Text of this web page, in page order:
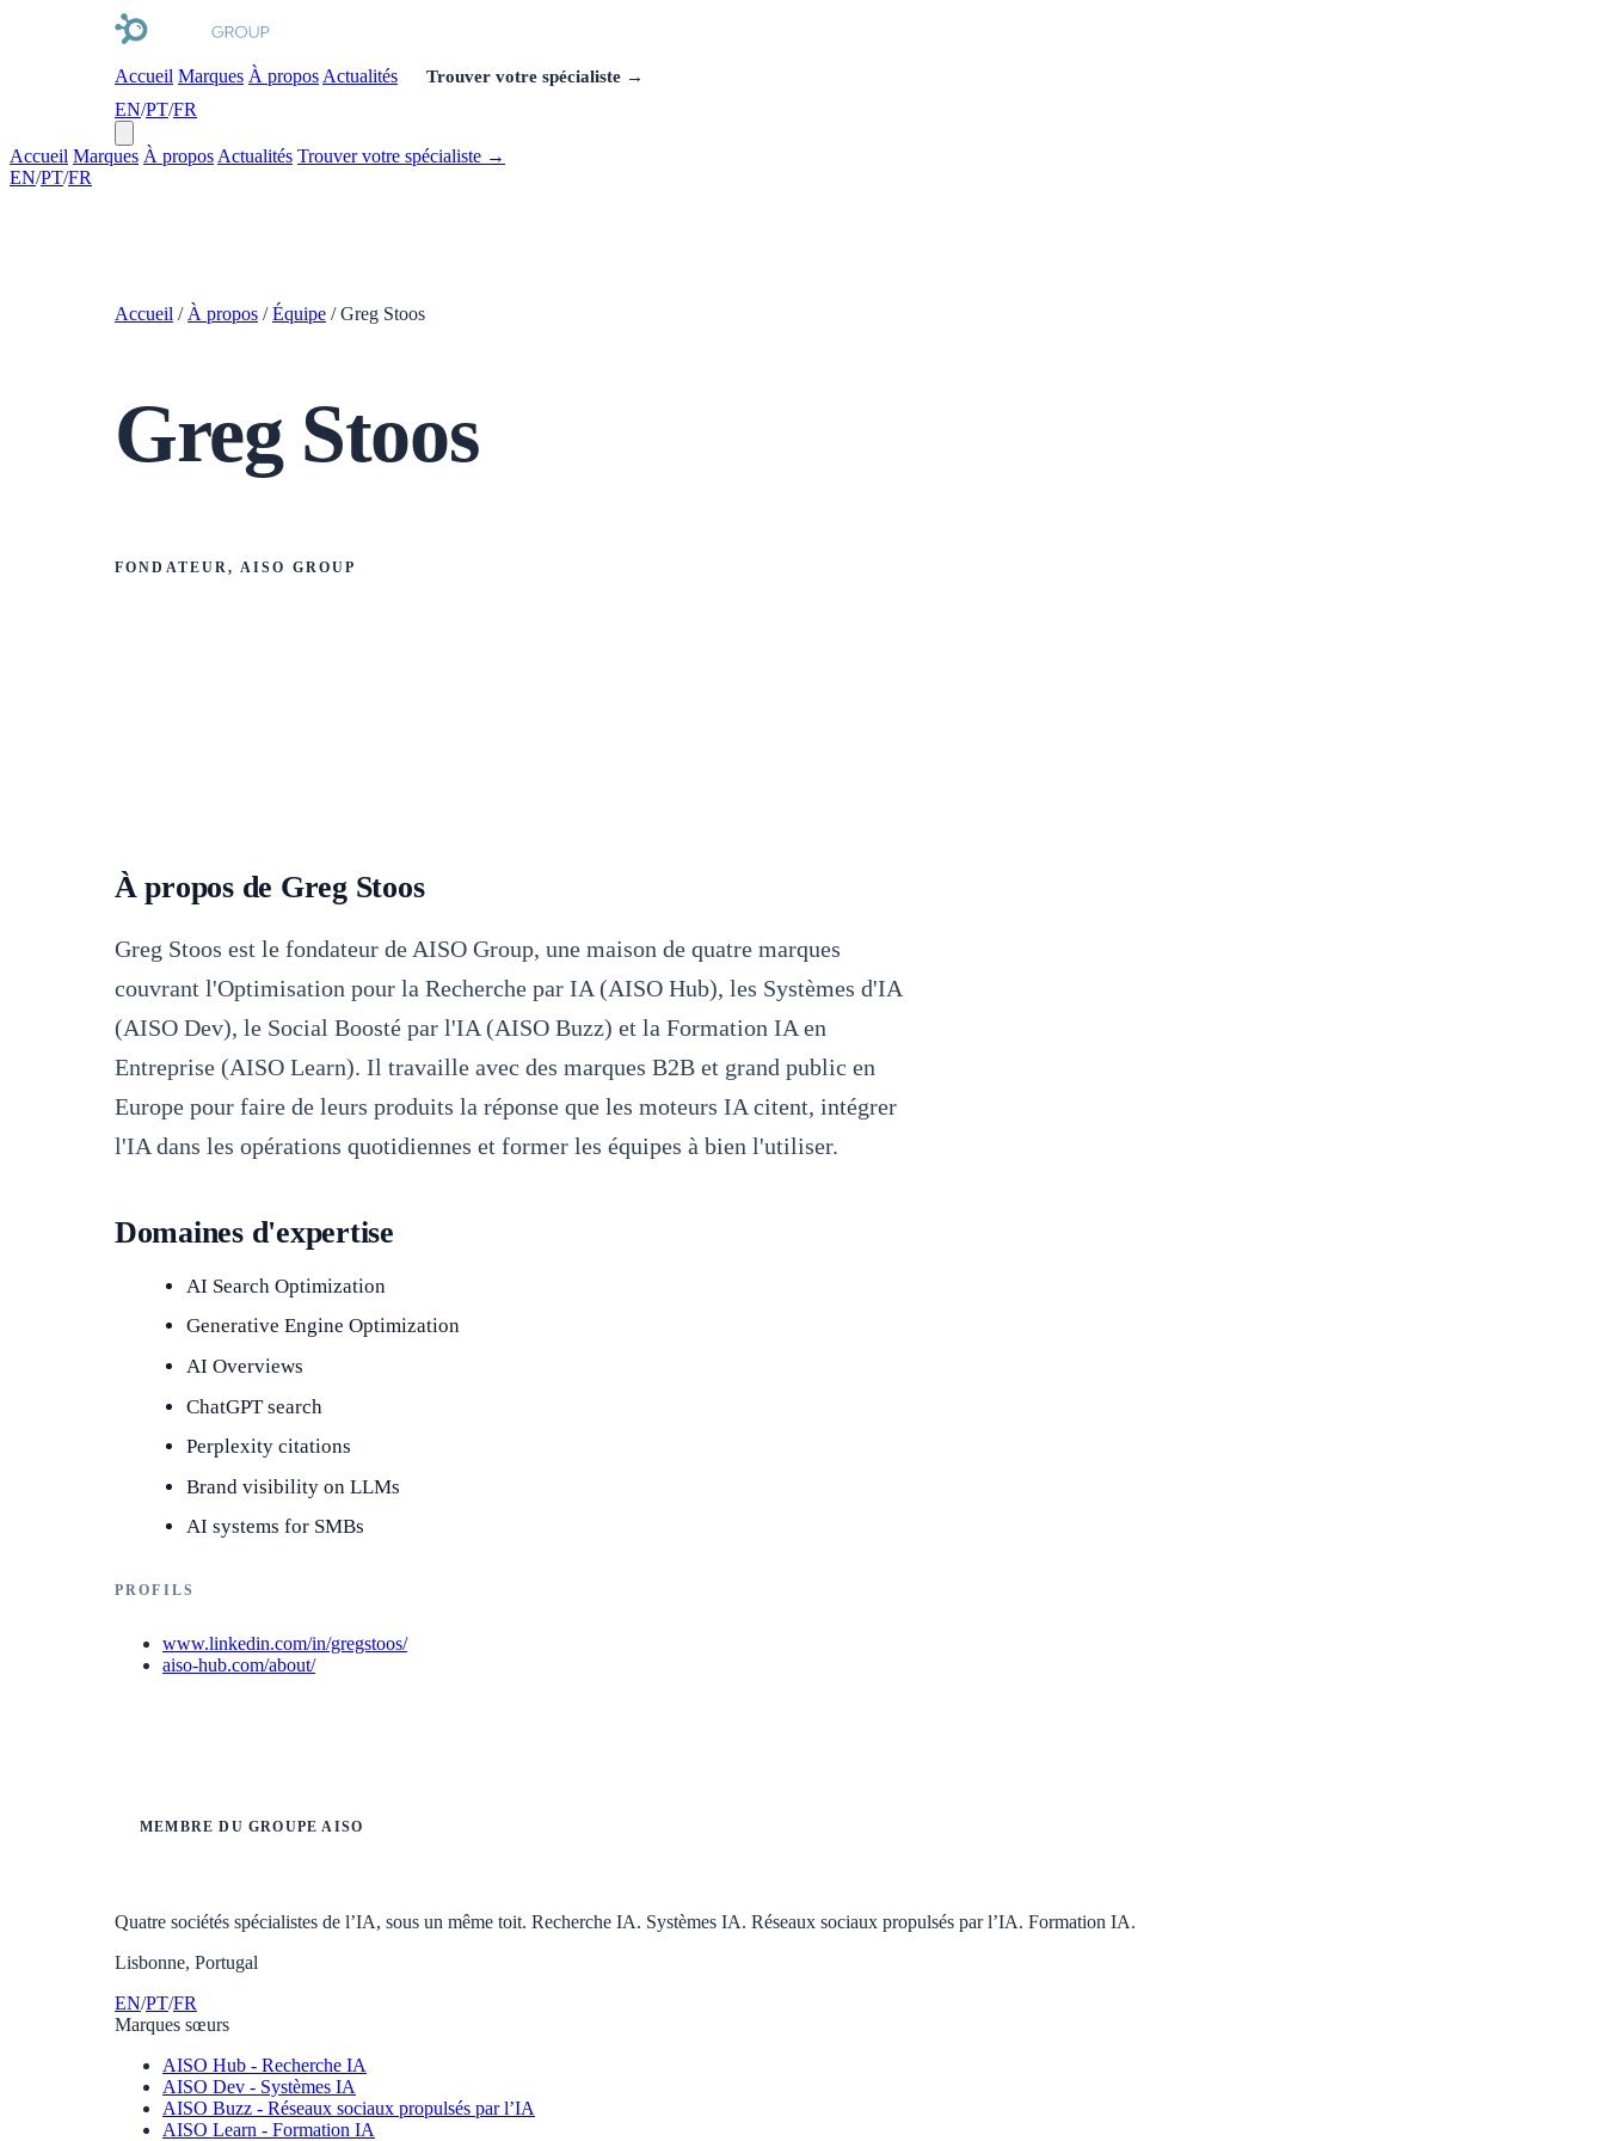
Accueil Marques À propos Actualités
Trouver votre spécialiste →
EN/PT/FR
Accueil Marques À propos Actualités Trouver votre spécialiste →
EN/PT/FR
Accueil / À propos / Équipe / Greg Stoos
Greg Stoos
FONDATEUR, AISO GROUP
À propos de Greg Stoos
Greg Stoos est le fondateur de AISO Group, une maison de quatre marques
couvrant l'Optimisation pour la Recherche par IA (AISO Hub), les Systèmes d'IA
(AISO Dev), le Social Boosté par l'IA (AISO Buzz) et la Formation IA en
Entreprise (AISO Learn). Il travaille avec des marques B2B et grand public en
Europe pour faire de leurs produits la réponse que les moteurs IA citent, intégrer
l'IA dans les opérations quotidiennes et former les équipes à bien l'utiliser.
Domaines d'expertise
AI Search Optimization
Generative Engine Optimization
AI Overviews
ChatGPT search
Perplexity citations
Brand visibility on LLMs
AI systems for SMBs
PROFILS
www.linkedin.com/in/gregstoos/
aiso-hub.com/about/
MEMBRE DU GROUPE AISO
Quatre sociétés spécialistes de l’IA, sous un même toit. Recherche IA. Systèmes IA. Réseaux sociaux propulsés par l’IA. Formation IA.
Lisbonne, Portugal
EN/PT/FR
Marques sœurs
AISO Hub - Recherche IA
AISO Dev - Systèmes IA
AISO Buzz - Réseaux sociaux propulsés par l’IA
AISO Learn - Formation IA